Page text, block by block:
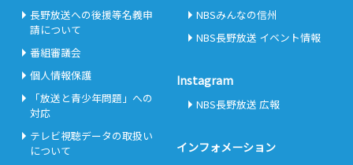
長野放送への後援等名義申
請について
番組審議会
個人情報保護
「放送と青少年問題」への
対応
テレビ視聴データの取扱い
について
NBSみんなの信州
NBS長野放送 イベント情報
Instagram
NBS長野放送 広報
インフォメーション